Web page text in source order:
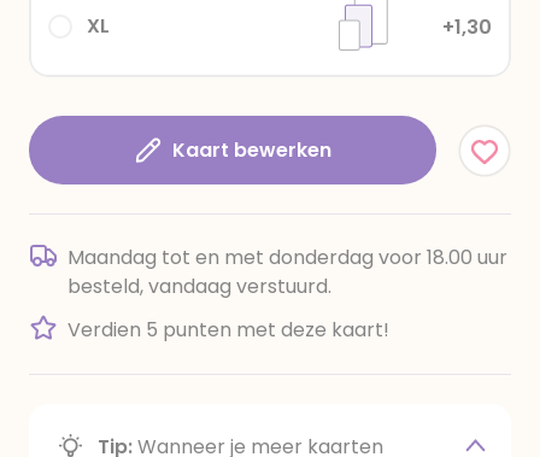
XL +1,30
Kaart bewerken
Maandag tot en met donderdag voor 18.00 uur
besteld, vandaag verstuurd.
Verdien 5 punten met deze kaart!
Tip:Wanneer je meer kaarten